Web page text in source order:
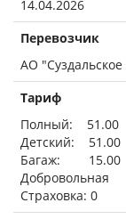
14.04.2026
Перевозчик
АО
Тариф
Полный: 51.00
Детский: 51.00
Багаж: 15.00
Добровольная
Страховка: 0